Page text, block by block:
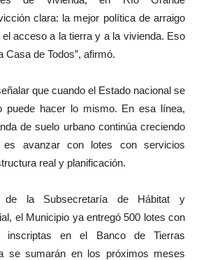
clara: la mejor política de arraigo
acceso a la tierra y a la vivienda. Eso
de Todos”, afirmó.
que cuando el Estado nacional se
puede hacer lo mismo. En esa línea,
de suelo urbano continúa creciendo
avanzar con lotes con servicios
real y planificación.
de la Subsecretaría de Hábitat y
el Municipio ya entregó 500 lotes con
inscriptas en el Banco de Tierras
se sumarán en los próximos meses